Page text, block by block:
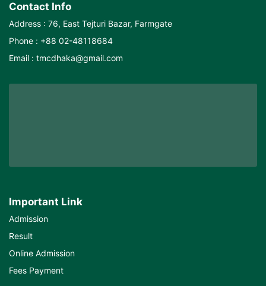
Contact Info
Address : 76, East Tejturi Bazar, Farmgate
Phone : +88 02-48118684
Email : tmcdhaka@gmail.com
Important Link
Admission
Result
Online Admission
Fees Payment